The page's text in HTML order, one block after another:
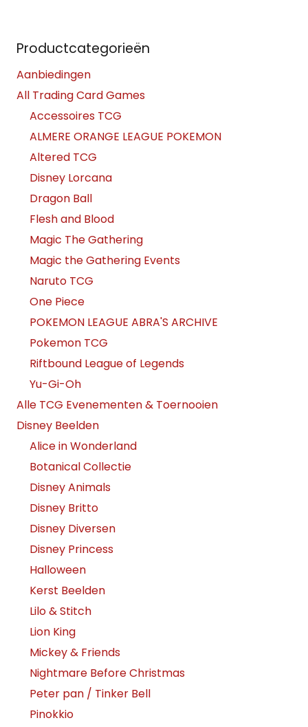
Productcategorieën
Aanbiedingen
All Trading Card Games
Accessoires TCG
ALMERE ORANGE LEAGUE POKEMON
Altered TCG
Disney Lorcana
Dragon Ball
Flesh and Blood
Magic The Gathering
Magic the Gathering Events
Naruto TCG
One Piece
POKEMON LEAGUE ABRA'S ARCHIVE
Pokemon TCG
Riftbound League of Legends
Yu-Gi-Oh
Alle TCG Evenementen & Toernooien
Disney Beelden
Alice in Wonderland
Botanical Collectie
Disney Animals
Disney Britto
Disney Diversen
Disney Princess
Halloween
Kerst Beelden
Lilo & Stitch
Lion King
Mickey & Friends
Nightmare Before Christmas
Peter pan / Tinker Bell
Pinokkio